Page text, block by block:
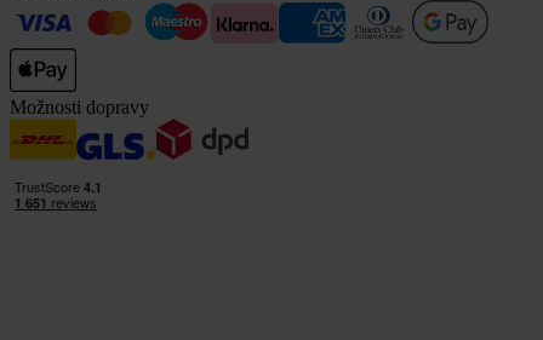
Možnosti dopravy